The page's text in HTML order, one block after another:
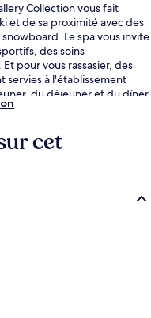
Collection vous fait
et de sa proximité avec des
Le spa vous invite
des soins
pour vous rassasier, des
servies à l'établissement
du déjeuner et du dîner.
figurent 2
cet